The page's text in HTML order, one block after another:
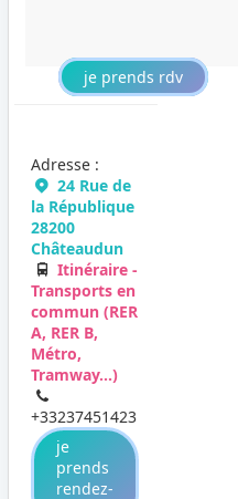
je prends rdv
Adresse :
24 Rue de
la République
28200
Châteaudun
Itinéraire -
Transports en
commun (RER
A, RER B,
Métro,
Tramway...)
+33237451423
je
prends
rendez-